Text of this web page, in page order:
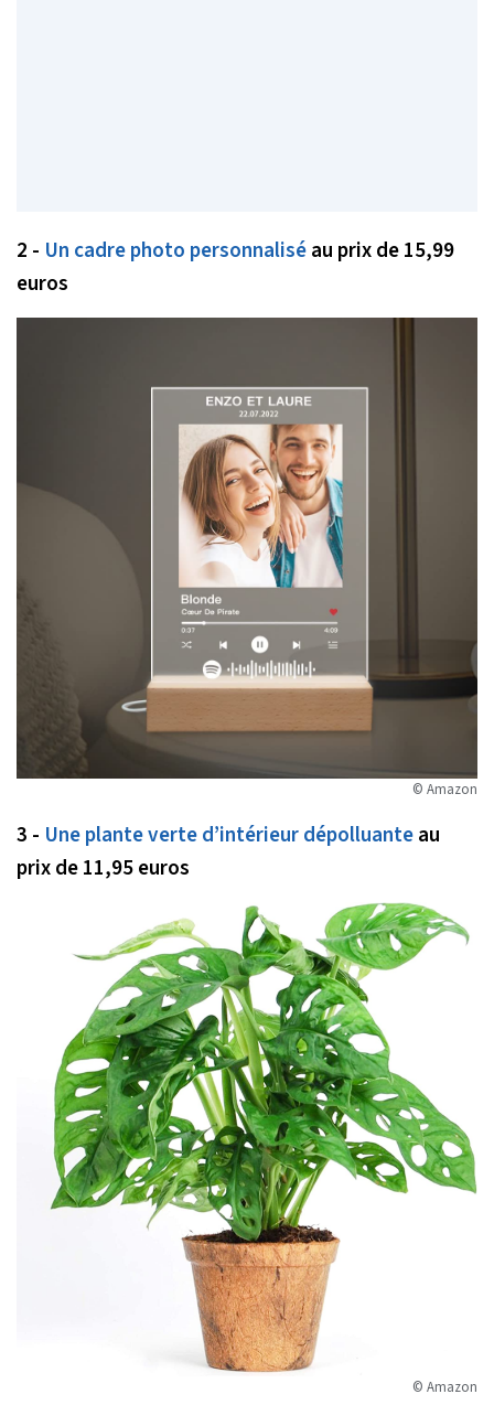
2 - Un cadre photo personnaliséau prix de 15,99
euros
© Amazon
3 - Une plante verte d’intérieur dépolluanteau
prix de 11,95 euros
© Amazon